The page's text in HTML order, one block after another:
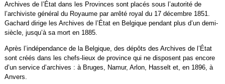
Archives de l’État dans les Provinces sont placés sous l’autorité de
l’archiviste général du Royaume par arrêté royal du 17 décembre 1851.
Gachard dirige les Archives de l’État en Belgique pendant plus d’un demi-
siècle, jusqu’à sa mort en 1885.
Après l’indépendance de la Belgique, des dépôts des Archives de l’État
sont créés dans les chefs-lieux de province qui ne disposent pas encore
d’un service d’archives : à Bruges, Namur, Arlon, Hasselt et, en 1896, à
Anvers.